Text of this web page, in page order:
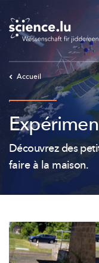
to
main
content
Accueil
Découvrez des
faire à la maison.